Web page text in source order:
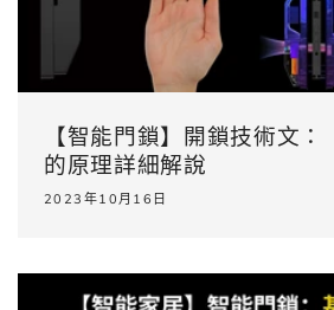
【智能門鎖】開鎖技術文
的原理詳細解說
2023年10月16日